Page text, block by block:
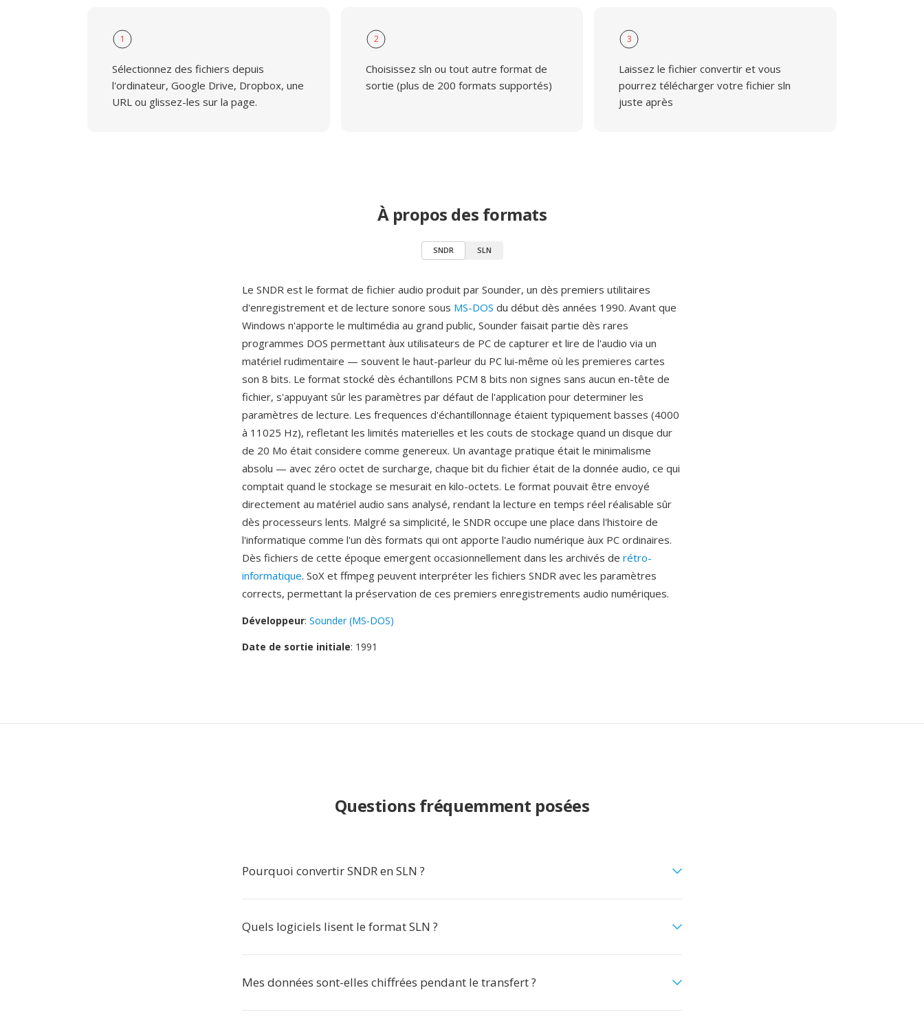
1
Sélectionnez des fichiers depuis
l'ordinateur, Google Drive, Dropbox, une
URL ou glissez-les sur la page.
2
Choisissez sln ou tout autre format de
sortie (plus de 200 formats supportés)
3
Laissez le fichier convertir et vous
pourrez télécharger votre fichier sln
juste après
À propos des formats
SNDR SLN
Le SNDR est le format de fichier audio produit par Sounder, un dès premiers utilitaires
d'enregistrement et de lecture sonore sous MS-DOS du début dès années 1990. Avant que
Windows n'apporte le multimédia au grand public, Sounder faisait partie dès rares
programmes DOS permettant àux utilisateurs de PC de capturer et lire de l'audio via un
matériel rudimentaire — souvent le haut-parleur du PC lui-même où les premieres cartes
son 8 bits. Le format stocké dès échantillons PCM 8 bits non signes sans aucun en-tête de
fichier, s'appuyant sûr les paramètres par défaut de l'application pour determiner les
paramètres de lecture. Les frequences d'échantillonnage étaient typiquement basses (4000
à 11025 Hz), refletant les limités materielles et les couts de stockage quand un disque dur
de 20 Mo était considere comme genereux. Un avantage pratique était le minimalisme
absolu — avec zéro octet de surcharge, chaque bit du fichier était de la donnée audio, ce qui
comptait quand le stockage se mesurait en kilo-octets. Le format pouvait être envoyé
directement au matériel audio sans analysé, rendant la lecture en temps réel réalisable sûr
dès processeurs lents. Malgré sa simplicité, le SNDR occupe une place dans l'histoire de
l'informatique comme l'un dès formats qui ont apporte l'audio numérique àux PC ordinaires.
Dès fichiers de cette époque emergent occasionnellement dans les archivés de rétro-
informatique. SoX et ffmpeg peuvent interpréter les fichiers SNDR avec les paramètres
corrects, permettant la préservation de ces premiers enregistrements audio numériques.
Développeur: Sounder (MS-DOS)
Date de sortie initiale: 1991
Questions fréquemment posées
Pourquoi convertir SNDR en SLN ?
Quels logiciels lisent le format SLN ?
Mes données sont-elles chiffrées pendant le transfert ?